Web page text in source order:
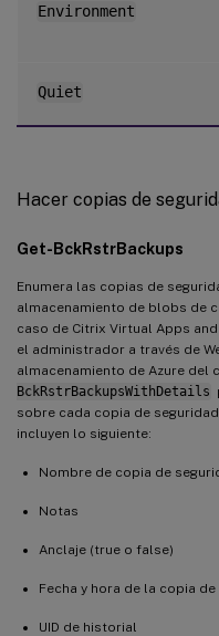
Environment
Quiet
Hacer copias de
Get-BckRstrBackups
Enumera las copias de
almacenamiento de blobs de
caso de Citrix Virtual Apps
el administrador a través de
almacenamiento de Azure del
BckRstrBackupsWithDetails
sobre cada copia de
incluyen lo siguiente:
Nombre de copia de
Notas
Anclaje (true o false)
Fecha y hora de la copia
UID de historial